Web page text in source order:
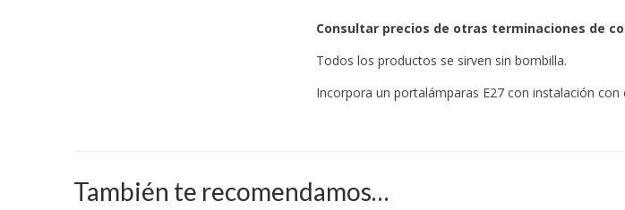
Consultar precios de otras terminaciones de
Todos los productos se sirven sin bombilla.
Incorpora un portalámparas E27 con instalación
También te recomendamos…